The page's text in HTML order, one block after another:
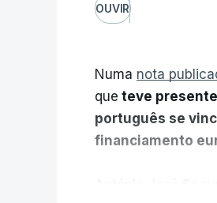
OUVIR
Numa nota
que teve
português se
financiamento